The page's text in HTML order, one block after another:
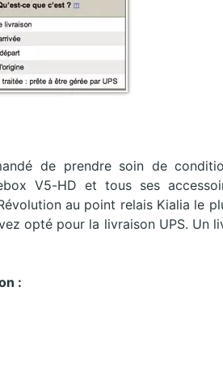
de prendre soin de
V5-HD et tous ses
au point relais Kialia le
opté pour la livraison UPS. Un
: